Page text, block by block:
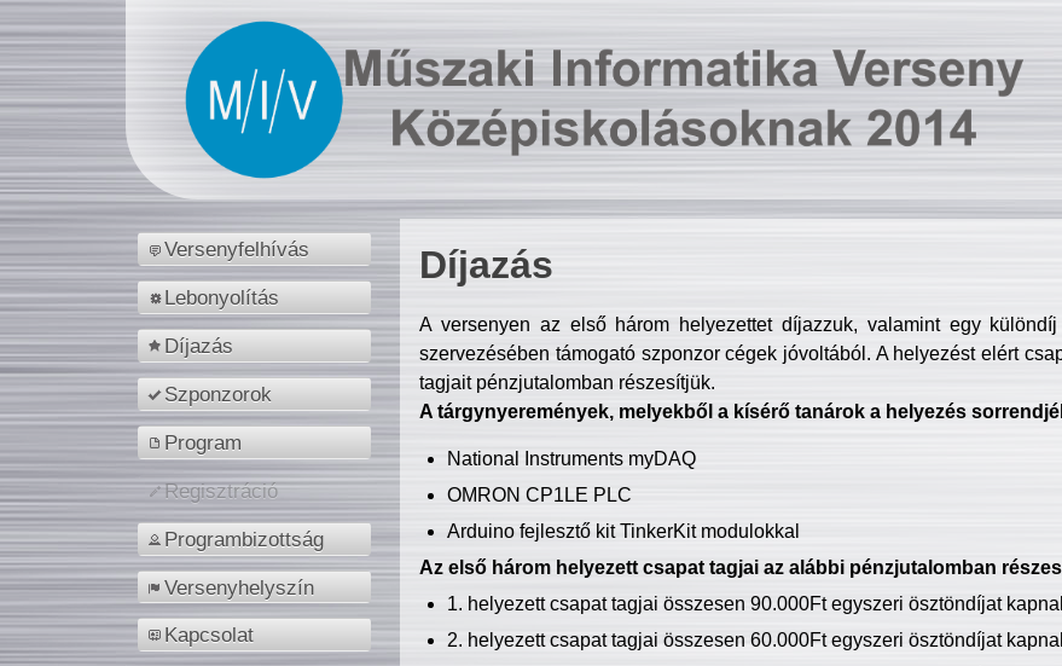
Versenyfelhívás
Lebonyolítás
Díjazás
Szponzorok
Program
Regisztráció
Programbizottság
Versenyhelyszín
Kapcsolat
Díjazás
A versenyen az első három helyezettet díjazzuk, valamint egy
szervezésében támogató szponzor cégek jóvoltából. A helyezést elért
tagjait pénzjutalomban részesítjük.
A tárgynyeremények, melyekből a kísérő tanárok a helyezés
National Instruments myDAQ
OMRON CP1LE PLC
Arduino fejlesztő kit TinkerKit modulokkal
Az első három helyezett csapat tagjai az alábbi pénzjutalomban
1. helyezett csapat tagjai összesen 90.000Ft egyszeri ösztöndíjat
2. helyezett csapat tagjai összesen 60.000Ft egyszeri ösztöndíjat